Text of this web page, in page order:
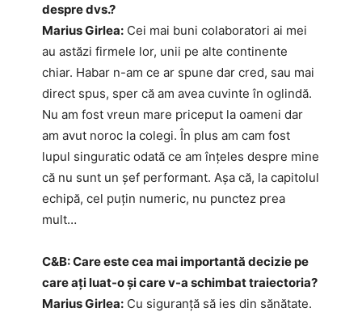
despre dvs.?
Marius Girlea: Cei mai buni colaboratori ai mei
au astăzi firmele lor, unii pe alte continente
chiar. Habar n-am ce ar spune dar cred, sau mai
direct spus, sper că am avea cuvinte în oglindă.
Nu am fost vreun mare priceput la oameni dar
am avut noroc la colegi. În plus am cam fost
lupul singuratic odată ce am înțeles despre mine
că nu sunt un șef performant. Așa că, la capitolul
echipă, cel puțin numeric, nu punctez prea
mult…
C&B: Care este cea mai importantă decizie pe
care ați luat-o și care v-a schimbat traiectoria?
Marius Girlea: Cu siguranță să ies din sănătate.